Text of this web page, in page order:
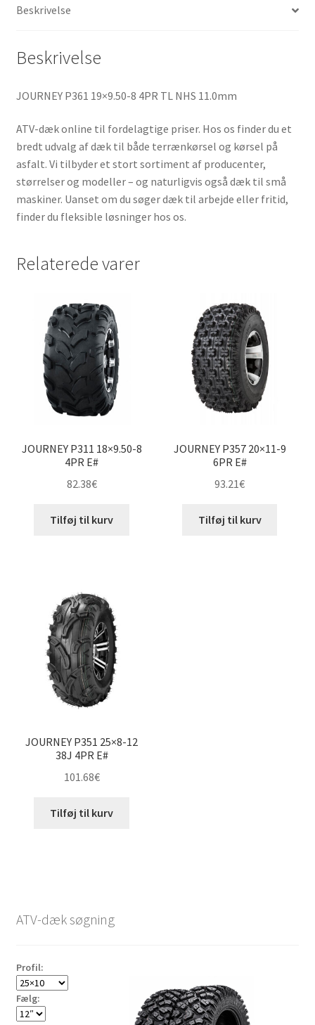
o
r
p
Beskrivelse
Beskrivelse
JOURNEY P361 19×9.50-8 4PR TL NHS 11.0mm
ATV-dæk online til fordelagtige priser. Hos os finder du et
bredt udvalg af dæk til både terrænkørsel og kørsel på
asfalt. Vi tilbyder et stort sortiment af producenter,
størrelser og modeller – og naturligvis også dæk til små
maskiner. Uanset om du søger dæk til arbejde eller fritid,
finder du fleksible løsninger hos os.
Relaterede varer
JOURNEY P311 18×9.50-8
4PR E#
82.38€
Tilføj til kurv
JOURNEY P357 20×11-9
6PR E#
93.21€
Tilføj til kurv
JOURNEY P351 25×8-12
38J 4PR E#
101.68€
Tilføj til kurv
ATV-dæk søgning
Profil:
Fælg: